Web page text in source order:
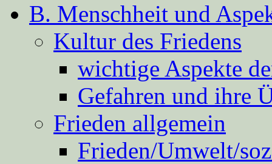
B. Menschheit und
Kultur des Friedens
wichtige Aspekte
Gefahren und ihre
Frieden allgemein
Frieden/Umwelt/